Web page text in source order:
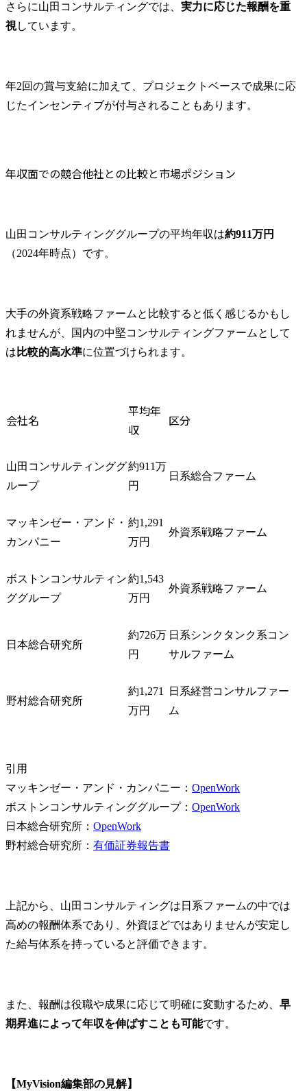
さらに山田コンサルティングでは、 実力に応じた報酬を重
視しています。
年2回の賞与支給に加えて、プロジェクトベースで成果に応
じたインセンティブが付与されることもあります。
年収面での競合他社との比較と市場ポジション
山田コンサルティンググループの平均年収は約911万円
（2024年時点）です。
大手の外資系戦略ファームと比較すると低く感じるかもし
れませんが、国内の中堅コンサルティングファームとして
は 比較的高水準に位置づけられます。
会社名
平均年
収
区分
山田コンサルティンググ
ループ
約911万
円
日系総合ファーム
マッキンゼー・アンド・
カンパニー
約1,291
万円
外資系戦略ファーム
ボストンコンサルティン
ググループ
約1,543
万円
外資系戦略ファーム
日本総合研究所
約726万
円
日系シンクタンク系コン
サルファーム
野村総合研究所
約1,271
万円
日系経営コンサルファー
ム
引用
マッキンゼー・アンド・カンパニー： OpenWork
ボストンコンサルティンググループ： OpenWork
日本総合研究所： OpenWork
野村総合研究所： 有価証券報告書
上記から、山田コンサルティングは日系ファームの中では
高めの報酬体系であり、外資ほどではありませんが安定し
た給与体系を持っていると評価できます。
また、報酬は役職や成果に応じて明確に変動するため、 早
期昇進によって年収を伸ばすことも可能です。
【MyVision編集部の見解】